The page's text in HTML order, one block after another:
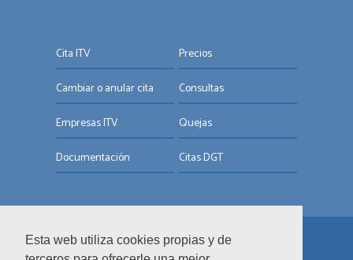
Esta web utiliza cookies propias y de
Cita ITV
Cambiar o anular cita
Empresas ITV
Documentación
Precios
Consultas
Quejas
Citas DGT
© ITV.com.es